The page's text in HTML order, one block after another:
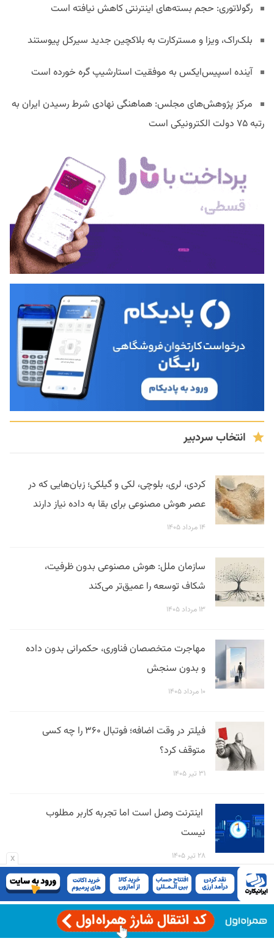
x
رگولاتوری: حجم بسته‌های اینترنتی کاهش نیافته است
بلک‌راک، ویزا و مسترکارت به بلاکچین جدید سیرکل پیوستند
آینده اسپیس‌ایکس به موفقیت استارشیپ گره خورده است
مرکز پژوهش‌های مجلس: هماهنگی نهادی شرط رسیدن ایران به
رتبه ۷۵ دولت الکترونیکی است
انتخاب سردبیر
کردی، لری، بلوچی، لکی و گیلکی؛ زبان‌هایی که در
عصر هوش مصنوعی برای بقا به داده نیاز دارند
۱۴ مرداد ۱۴۰۵
سازمان ملل: هوش مصنوعی بدون ظرفیت،
شکاف توسعه را عمیق‌تر می‌کند
۱۳ مرداد ۱۴۰۵
مهاجرت متخصصان فناوری، حکمرانی بدون داده
و بدون سنجش
۱۰ مرداد ۱۴۰۵
فیلتر در وقت اضافه؛ فوتبال ۳۶۰ را چه کسی
متوقف کرد؟
۳۱ تیر ۱۴۰۵
اینترنت وصل است اما تجربه کاربر مطلوب
نیست
۲۸ تیر ۱۴۰۵